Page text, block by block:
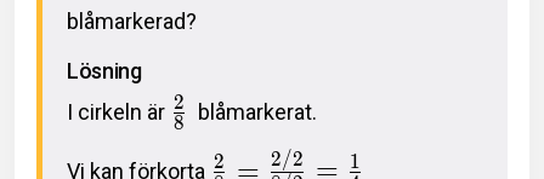
blåmarkerad?
Lösning
I cirkeln är 8
2 blåmarkerat.
Vi kan förkorta 2 = 2/2 = 1